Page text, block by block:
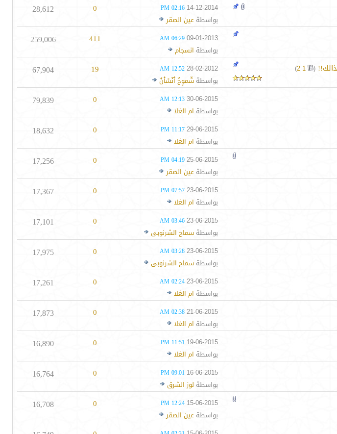
14-12-2014
02:16 PM
بواسطةعين الصقر
0
28,612
09-01-2013
06:29 AM
بواسطة انسجام
411
259,006
(
1
2
)
28-02-2012
12:52 AM
بواسطةشّموِخٌ ٱنٌسًٱنٌ
19
67,904
30-06-2015
12:13 AM
بواسطة ام الغلا
0
79,839
29-06-2015
11:17 PM
بواسطة ام الغلا
0
18,632
25-06-2015
04:19 PM
بواسطةعين الصقر
0
17,256
23-06-2015
07:57 PM
بواسطة ام الغلا
0
17,367
23-06-2015
03:46 AM
بواسطةسماح الشرنوبى
0
17,101
23-06-2015
03:28 AM
بواسطةسماح الشرنوبى
0
17,975
23-06-2015
02:24 AM
بواسطة ام الغلا
0
17,261
21-06-2015
02:38 AM
بواسطة ام الغلا
0
17,873
19-06-2015
11:51 PM
بواسطة ام الغلا
0
16,890
16-06-2015
09:01 PM
بواسطة لوز الشرق
0
16,764
15-06-2015
12:24 PM
بواسطةعين الصقر
0
16,708